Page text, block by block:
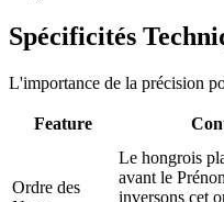
Spécificités
L'importance de la précision
Feature
Ordre des
Le hongrois
avant le
inversons cet